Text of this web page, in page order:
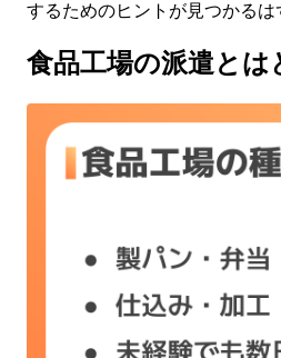
するためのヒントが見つかるは
食品工場の派遣とは